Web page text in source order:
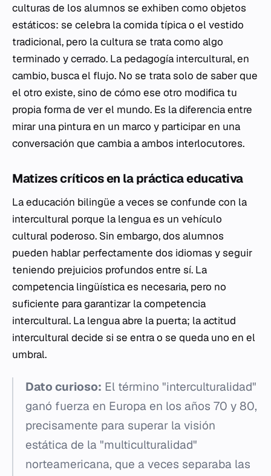
culturas de los alumnos se exhiben como objetos
estáticos: se celebra la comida típica o el vestido
tradicional, pero la cultura se trata como algo
terminado y cerrado. La pedagogía intercultural, en
cambio, busca el flujo. No se trata solo de saber que
el otro existe, sino de cómo ese otro modifica tu
propia forma de ver el mundo. Es la diferencia entre
mirar una pintura en un marco y participar en una
conversación que cambia a ambos interlocutores.
Matizes críticos en la práctica educativa
La educación bilingüe a veces se confunde con la
intercultural porque la lengua es un vehículo
cultural poderoso. Sin embargo, dos alumnos
pueden hablar perfectamente dos idiomas y seguir
teniendo prejuicios profundos entre sí. La
competencia lingüística es necesaria, pero no
suficiente para garantizar la competencia
intercultural. La lengua abre la puerta; la actitud
intercultural decide si se entra o se queda uno en el
umbral.
Dato curioso: El término "interculturalidad"
ganó fuerza en Europa en los años 70 y 80,
precisamente para superar la visión
estática de la "multiculturalidad"
norteamericana, que a veces separaba las